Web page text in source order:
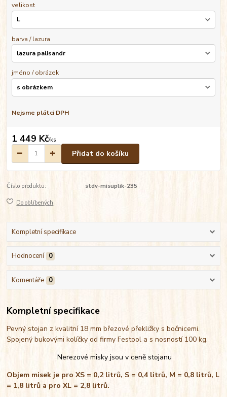
velikost
barva / lazura
jméno / obrázek
Nejsme plátci DPH
1 449 Kč/ks
Přidat do košíku
Číslo produktu: stdv-misuplik-235
Do oblíbených
Kompletní specifikace
Hodnocení 0
Komentáře 0
Kompletní specifikace
Pevný stojan z kvalitní 18 mm březové překližky s bočnicemi.
Spojený bukovými kolíčky od firmy Festool a s nosností 100 kg.
Nerezové misky jsou v ceně stojanu
Objem misek je pro XS = 0,2 litrů, S = 0,4 litrů, M = 0,8 litrů, L
= 1,8 litrů a pro XL = 2,8 litrů.